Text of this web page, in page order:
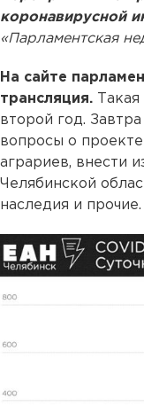
коронавирусной
«Парламентская
На сайте
трансляция.
второй год.
вопросы о
аграриев, внести
Челябинской
наследия и прочие.